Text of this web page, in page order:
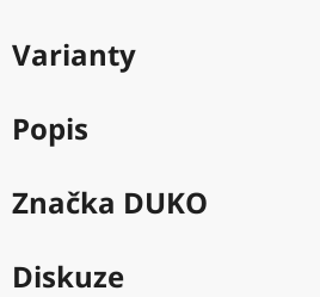
Varianty
Popis
Značka DUKO
Diskuze